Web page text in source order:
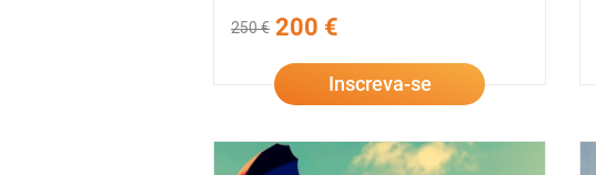
250 € 200 €
Inscreva-se